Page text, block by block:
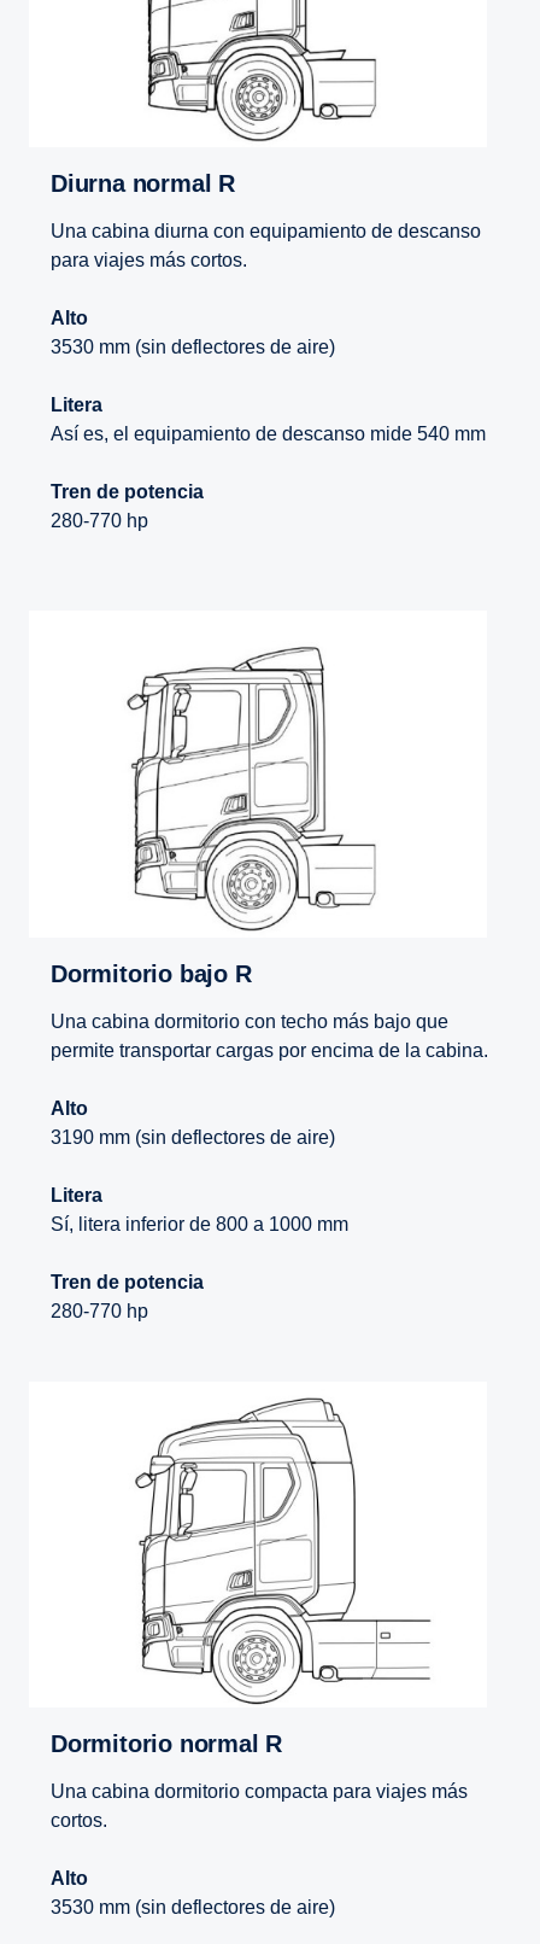
Diurna normal R
Una cabina diurna con equipamiento de descanso
para viajes más cortos.
Alto
3530 mm (sin deflectores de aire)
Litera
Así es, el equipamiento de descanso mide 540 mm
Tren de potencia
280-770 hp
Dormitorio bajo R
Una cabina dormitorio con techo más bajo que
permite transportar cargas por encima de la cabina.
Alto
3190 mm (sin deflectores de aire)
Litera
Sí, litera inferior de 800 a 1000 mm
Tren de potencia
280-770 hp
Dormitorio normal R
Una cabina dormitorio compacta para viajes más
cortos.
Alto
3530 mm (sin deflectores de aire)